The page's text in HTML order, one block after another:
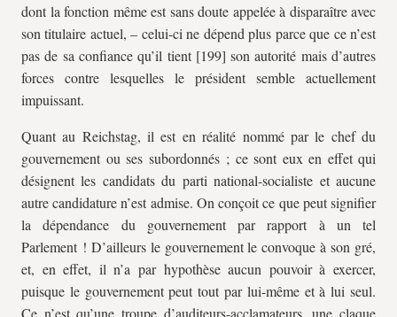
dont la fonction même est sans doute appelée à disparaître avec
son titulaire actuel, – celui-ci ne dépend plus parce que ce n’est
pas de sa confiance qu’il tient [199] son autorité mais d’autres
forces contre lesquelles le président semble actuellement
impuissant.
Quant au Reichstag, il est en réalité nommé par le chef du
gouvernement ou ses subordonnés ; ce sont eux en effet qui
désignent les candidats du parti national-socialiste et aucune
autre candidature n’est admise. On conçoit ce que peut signifier
la dépendance du gouvernement par rapport à un tel
Parlement ! D’ailleurs le gouvernement le convoque à son gré,
et, en effet, il n’a par hypothèse aucun pouvoir à exercer,
puisque le gouvernement peut tout par lui-même et à lui seul.
Ce n’est qu’une troupe d’auditeurs-acclamateurs, une claque